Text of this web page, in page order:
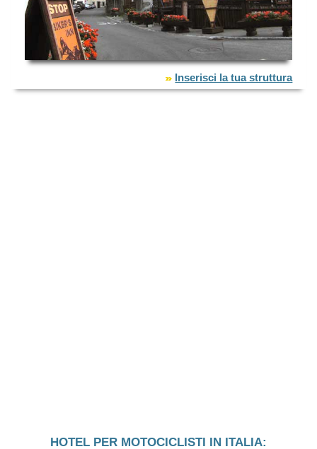
Inserisci la tua struttura
HOTEL PER MOTOCICLISTI IN ITALIA: